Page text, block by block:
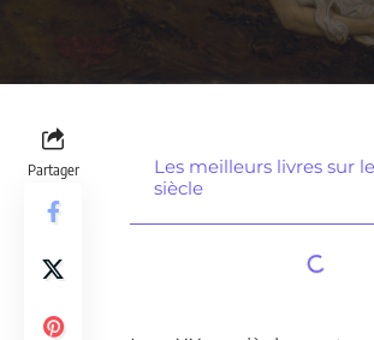
Partager
Les meilleurs livres sur
siècle